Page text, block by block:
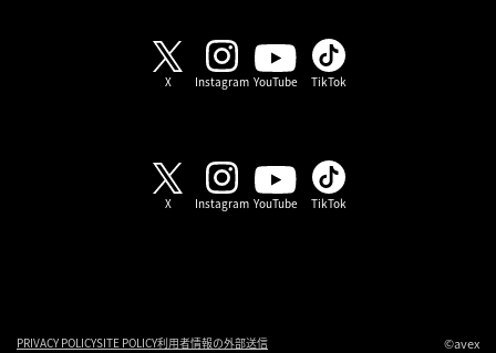
X Instagram YouTube TikTok
X Instagram YouTube TikTok
PRIVACY POLICYSITE POLICY利用者情報の外部送信 ©avex